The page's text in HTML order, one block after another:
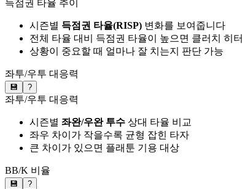
득점권 타율 추이
시즌별 득점권 타율(RISP) 변화를 보여줍니다
전체 타율 대비 득점권 타율이 높으면 클러치 히터
상황이 중요할 때 얼마나 잘 치는지 판단 가능
좌투/우투 대응력
💾 ?
좌투/우투 대응력
시즌별 좌완/우완 투수 상대 타율 비교
좌우 차이가 작을수록 균형 잡힌 타자
큰 차이가 있으면 플래툰 기용 대상
BB/K 비율
💾 ?